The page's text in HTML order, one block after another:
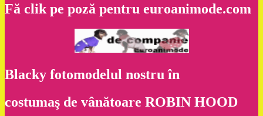
Fă clik pe poză pentru euroanimode.com
Blacky fotomodelul nostru în
costumaş de vânătoare ROBIN HOOD